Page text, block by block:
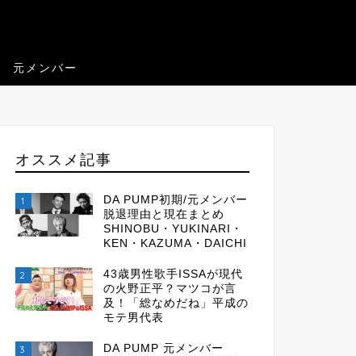
元メンバー
オススメ記事
1
DA PUMP初期/元メンバー
脱退理由と現在まとめ
SHINOBU・YUKINARI・
KEN・KAZUMA・DAICHI
2
43歳男性歌手ISSAが現代
の火野正平？マツコが言
及！「総なめだね」平成の
モテ男代表
3
DA PUMP 元メンバー